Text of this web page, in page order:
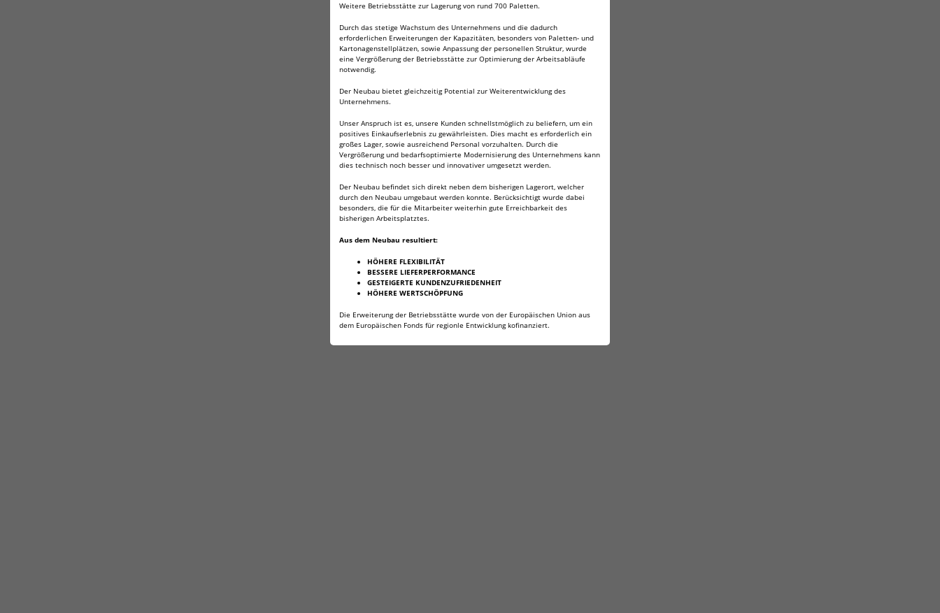
Weitere Betriebsstätte zur Lagerung von rund 700 Paletten.
Durch das stetige Wachstum des Unternehmens und die dadurch
erforderlichen Erweiterungen der Kapazitäten, besonders von Paletten- und
Kartonagenstellplätzen, sowie Anpassung der personellen Struktur, wurde
eine Vergrößerung der Betriebsstätte zur Optimierung der Arbeitsabläufe
notwendig.
Der Neubau bietet gleichzeitig Potential zur Weiterentwicklung des
Unternehmens.
Unser Anspruch ist es, unsere Kunden schnellstmöglich zu beliefern, um ein
positives Einkaufserlebnis zu gewährleisten. Dies macht es erforderlich ein
großes Lager, sowie ausreichend Personal vorzuhalten. Durch die
Vergrößerung und bedarfsoptimierte Modernisierung des Unternehmens kann
dies technisch noch besser und innovativer umgesetzt werden.
Der Neubau befindet sich direkt neben dem bisherigen Lagerort, welcher
durch den Neubau umgebaut werden konnte. Berücksichtigt wurde dabei
besonders, die für die Mitarbeiter weiterhin gute Erreichbarkeit des
bisherigen Arbeitsplatztes.
Aus dem Neubau resultiert:
HÖHERE FLEXIBILITÄT
BESSERE LIEFERPERFORMANCE
GESTEIGERTE KUNDENZUFRIEDENHEIT
HÖHERE WERTSCHÖPFUNG
Die Erweiterung der Betriebsstätte wurde von der Europäischen Union aus
dem Europäischen Fonds für regionle Entwicklung kofinanziert.